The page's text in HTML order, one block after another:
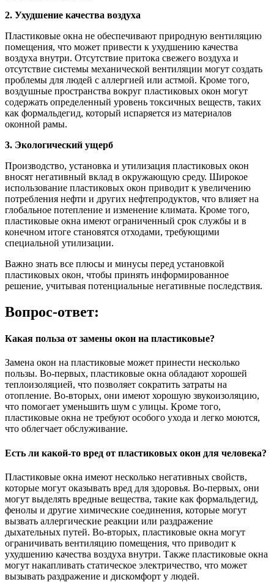
2. Ухудшение качества воздуха
Пластиковые окна не обеспечивают природную вентиляцию
помещения, что может привести к ухудшению качества
воздуха внутри. Отсутствие притока свежего воздуха и
отсутствие системы механической вентиляции могут создать
проблемы для людей с аллергией или астмой. Кроме того,
воздушные пространства вокруг пластиковых окон могут
содержать определенный уровень токсичных веществ, таких
как формальдегид, который испаряется из материалов
оконной рамы.
3. Экологический ущерб
Производство, установка и утилизация пластиковых окон
вносят негативный вклад в окружающую среду. Широкое
использование пластиковых окон приводит к увеличению
потребления нефти и других нефтепродуктов, что влияет на
глобальное потепление и изменение климата. Кроме того,
пластиковые окна имеют ограниченный срок службы и в
конечном итоге становятся отходами, требующими
специальной утилизации.
Важно знать все плюсы и минусы перед установкой
пластиковых окон, чтобы принять информированное
решение, учитывая потенциальные негативные последствия.
Вопрос-ответ:
Какая польза от замены окон на пластиковые?
Замена окон на пластиковые может принести несколько
пользы. Во-первых, пластиковые окна обладают хорошей
теплоизоляцией, что позволяет сократить затраты на
отопление. Во-вторых, они имеют хорошую звукоизоляцию,
что помогает уменьшить шум с улицы. Кроме того,
пластиковые окна не требуют особого ухода и легко моются,
что облегчает обслуживание.
Есть ли какой-то вред от пластиковых окон для человека?
Пластиковые окна имеют несколько негативных свойств,
которые могут оказывать вред для здоровья. Во-первых, они
могут выделять вредные вещества, такие как формальдегид,
фенолы и другие химические соединения, которые могут
вызвать аллергические реакции или раздражение
дыхательных путей. Во-вторых, пластиковые окна могут
ограничивать вентиляцию помещения, что приводит к
ухудшению качества воздуха внутри. Также пластиковые окна
могут накапливать статическое электричество, что может
вызывать раздражение и дискомфорт у людей.